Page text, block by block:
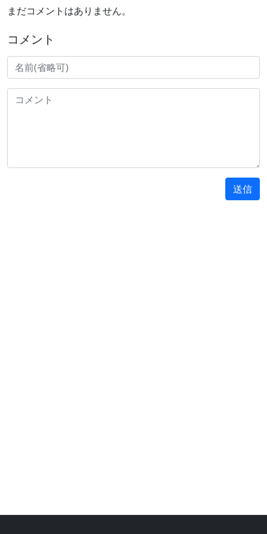
まだコメントはありません。
コメント
送信